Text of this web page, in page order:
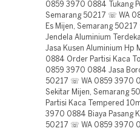
0859 3970 0884 Tukang
Semarang 50217 ☏ WA
Es Mijen, Semarang
Jendela Aluminium
Jasa Kusen Aluminium
0884 Order Partisi Kaca
0859 3970 0884 Jasa
50217 ☏ WA 0859 3970
Sekitar Mijen, Semarang
Partisi Kaca Tempered
3970 0884 Biaya Pasang
50217 ☏ WA 0859 3970